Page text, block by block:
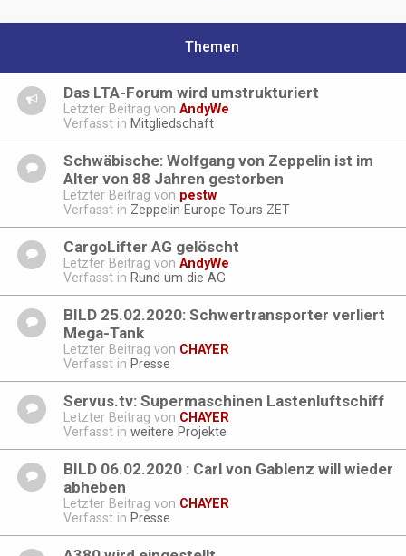
Themen
Das LTA-Forum wird umstrukturiert
Letzter Beitrag von AndyWe
Verfasst in Mitgliedschaft
Schwäbische: Wolfgang von Zeppelin ist im
Alter von 88 Jahren gestorben
Letzter Beitrag von pestw
Verfasst in Zeppelin Europe Tours ZET
CargoLifter AG gelöscht
Letzter Beitrag von AndyWe
Verfasst in Rund um die AG
BILD 25.02.2020: Schwertransporter verliert
Mega-Tank
Letzter Beitrag von CHAYER
Verfasst in Presse
Servus.tv: Supermaschinen Lastenluftschiff
Letzter Beitrag von CHAYER
Verfasst in weitere Projekte
BILD 06.02.2020 : Carl von Gablenz will wieder
abheben
Letzter Beitrag von CHAYER
Verfasst in Presse